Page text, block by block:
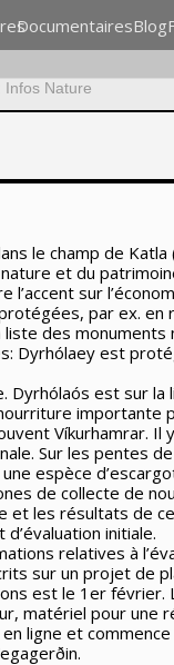
DocumentairesBlog
Infos Nature
le champ de Katla
et du
sur
par ex.
des
Dyrhólaey est
est sur
importante
Víkurhamrar.
Sur les pentes
espèce
de collecte de
et les résultats
initiale.
relatives à
sur un projet de
est le 1er février.
matériel pour une
ligne et